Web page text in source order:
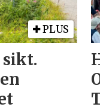
PLUS
sikt.